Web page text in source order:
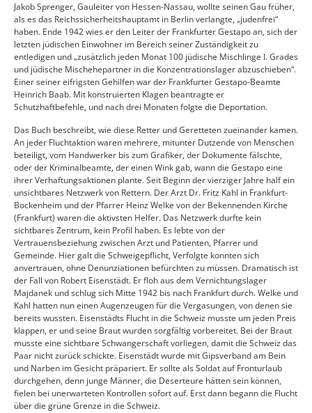
Jakob Sprenger, Gauleiter von Hessen-Nassau, wollte seinen Gau früher,
als es das Reichssicherheitshauptamt in Berlin verlangte, „judenfrei“
haben. Ende 1942 wies er den Leiter der Frankfurter Gestapo an, sich der
letzten jüdischen Einwohner im Bereich seiner Zuständigkeit zu
entledigen und „zusätzlich jeden Monat 100 jüdische Mischlinge I. Grades
und jüdische Mischehepartner in die Konzentrationslager abzuschieben“.
Einer seiner eifrigsten Gehilfen war der Frankfurter Gestapo-Beamte
Heinrich Baab. Mit konstruierten Klagen beantragte er
Schutzhaftbefehle, und nach drei Monaten folgte die Deportation.
Das Buch beschreibt, wie diese Retter und Geretteten zueinander kamen.
An jeder Fluchtaktion waren mehrere, mitunter Dutzende von Menschen
beteiligt, vom Handwerker bis zum Grafiker, der Dokumente fälschte,
oder der Kriminalbeamte, der einen Wink gab, wann die Gestapo eine
ihrer Verhaftungsaktionen plante. Seit Beginn der vierziger Jahre half ein
unsichtbares Netzwerk von Rettern. Der Arzt Dr. Fritz Kahl in Frankfurt-
Bockenheim und der Pfarrer Heinz Welke von der Bekennenden Kirche
(Frankfurt) waren die aktivsten Helfer. Das Netzwerk durfte kein
sichtbares Zentrum, kein Profil haben. Es lebte von der
Vertrauensbeziehung zwischen Arzt und Patienten, Pfarrer und
Gemeinde. Hier galt die Schweigepflicht, Verfolgte konnten sich
anvertrauen, ohne Denunziationen befürchten zu müssen. Dramatisch ist
der Fall von Robert Eisenstädt. Er floh aus dem Vernichtungslager
Majdanek und schlug sich Mitte 1942 bis nach Frankfurt durch. Welke und
Kahl hatten nun einen Augenzeugen für die Vergasungen, von denen sie
bereits wussten. Eisenstädts Flucht in die Schweiz musste um jeden Preis
klappen, er und seine Braut wurden sorgfältig vorbereitet. Bei der Braut
musste eine sichtbare Schwangerschaft vorliegen, damit die Schweiz das
Paar nicht zurück schickte. Eisenstädt wurde mit Gipsverband am Bein
und Narben im Gesicht präpariert. Er sollte als Soldat auf Fronturlaub
durchgehen, denn junge Männer, die Deserteure hätten sein können,
fielen bei unerwarteten Kontrollen sofort auf. Erst dann begann die Flucht
über die grüne Grenze in die Schweiz.